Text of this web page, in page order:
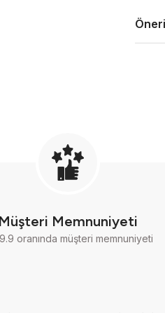
Müşteri Memnuniyeti
oranında müşteri memnuniyeti